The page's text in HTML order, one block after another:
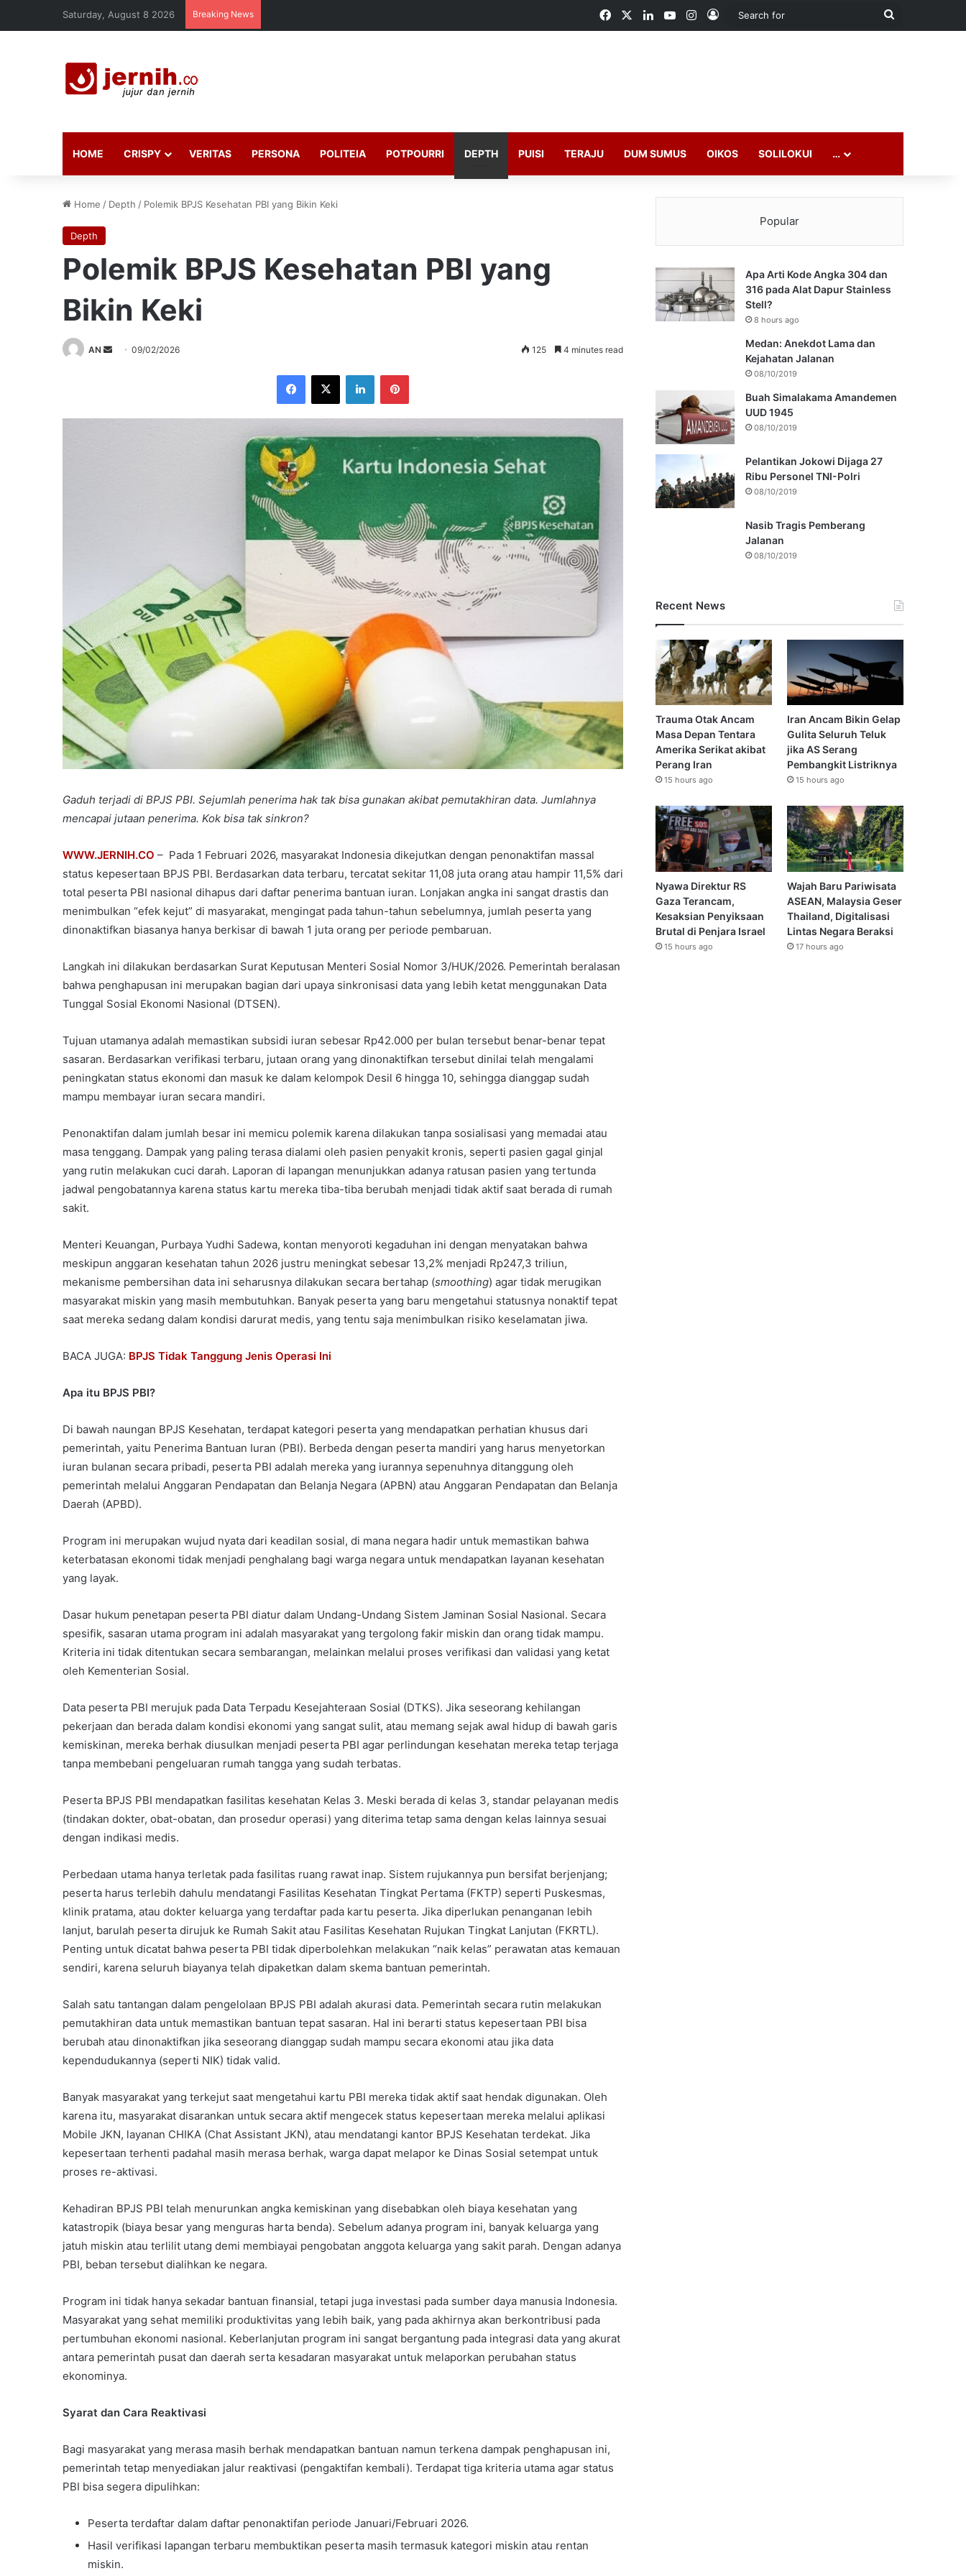
Saturday, August 8 2026 Breaking News FacebookLinkedInYouTubeInstagram
Log In
Search
HOME CRISPY VERITAS PERSONA POLITEIA POTPOURRI DEPTH PUISI TERAJU DUM SUMUS OIKOS SOLILOKUI …
Home / Depth / Polemik BPJS Kesehatan PBI yang Bikin Keki
Depth
Polemik BPJS Kesehatan PBI yang
Bikin Keki
AN
Send09/02/2026 125 4 minutes read
Facebook
X LinkedInPinterest
Gaduh terjadi di BPJS PBI. Sejumlah penerima hak tak bisa gunakan akibat pemutakhiran data. Jumlahnya
mencapai jutaan penerima. Kok bisa tak sinkron?
WWW.JERNIH.CO – Pada 1 Februari 2026, masyarakat Indonesia dikejutkan dengan penonaktifan massal
status kepesertaan BPJS PBI. Berdasarkan data terbaru, tercatat sekitar 11,08 juta orang atau hampir 11,5% dari
total peserta PBI nasional dihapus dari daftar penerima bantuan iuran. Lonjakan angka ini sangat drastis dan
menimbulkan “efek kejut” di masyarakat, mengingat pada tahun-tahun sebelumnya, jumlah peserta yang
dinonaktifkan biasanya hanya berkisar di bawah 1 juta orang per periode pembaruan.
Langkah ini dilakukan berdasarkan Surat Keputusan Menteri Sosial Nomor 3/HUK/2026. Pemerintah beralasan
bahwa penghapusan ini merupakan bagian dari upaya sinkronisasi data yang lebih ketat menggunakan Data
Tunggal Sosial Ekonomi Nasional (DTSEN).
Tujuan utamanya adalah memastikan subsidi iuran sebesar Rp42.000 per bulan tersebut benar-benar tepat
sasaran. Berdasarkan verifikasi terbaru, jutaan orang yang dinonaktifkan tersebut dinilai telah mengalami
peningkatan status ekonomi dan masuk ke dalam kelompok Desil 6 hingga 10, sehingga dianggap sudah
mampu membayar iuran secara mandiri.
Penonaktifan dalam jumlah besar ini memicu polemik karena dilakukan tanpa sosialisasi yang memadai atau
masa tenggang. Dampak yang paling terasa dialami oleh pasien penyakit kronis, seperti pasien gagal ginjal
yang rutin melakukan cuci darah. Laporan di lapangan menunjukkan adanya ratusan pasien yang tertunda
jadwal pengobatannya karena status kartu mereka tiba-tiba berubah menjadi tidak aktif saat berada di rumah
sakit.
Menteri Keuangan, Purbaya Yudhi Sadewa, kontan menyoroti kegaduhan ini dengan menyatakan bahwa
meskipun anggaran kesehatan tahun 2026 justru meningkat sebesar 13,2% menjadi Rp247,3 triliun,
mekanisme pembersihan data ini seharusnya dilakukan secara bertahap (smoothing) agar tidak merugikan
masyarakat miskin yang masih membutuhkan. Banyak peserta yang baru mengetahui statusnya nonaktif tepat
saat mereka sedang dalam kondisi darurat medis, yang tentu saja menimbulkan risiko keselamatan jiwa.
BACA JUGA: BPJS Tidak Tanggung Jenis Operasi Ini
Apa itu BPJS PBI?
Di bawah naungan BPJS Kesehatan, terdapat kategori peserta yang mendapatkan perhatian khusus dari
pemerintah, yaitu Penerima Bantuan Iuran (PBI). Berbeda dengan peserta mandiri yang harus menyetorkan
iuran bulanan secara pribadi, peserta PBI adalah mereka yang iurannya sepenuhnya ditanggung oleh
pemerintah melalui Anggaran Pendapatan dan Belanja Negara (APBN) atau Anggaran Pendapatan dan Belanja
Daerah (APBD).
Program ini merupakan wujud nyata dari keadilan sosial, di mana negara hadir untuk memastikan bahwa
keterbatasan ekonomi tidak menjadi penghalang bagi warga negara untuk mendapatkan layanan kesehatan
yang layak.
Dasar hukum penetapan peserta PBI diatur dalam Undang-Undang Sistem Jaminan Sosial Nasional. Secara
spesifik, sasaran utama program ini adalah masyarakat yang tergolong fakir miskin dan orang tidak mampu.
Kriteria ini tidak ditentukan secara sembarangan, melainkan melalui proses verifikasi dan validasi yang ketat
oleh Kementerian Sosial.
Data peserta PBI merujuk pada Data Terpadu Kesejahteraan Sosial (DTKS). Jika seseorang kehilangan
pekerjaan dan berada dalam kondisi ekonomi yang sangat sulit, atau memang sejak awal hidup di bawah garis
kemiskinan, mereka berhak diusulkan menjadi peserta PBI agar perlindungan kesehatan mereka tetap terjaga
tanpa membebani pengeluaran rumah tangga yang sudah terbatas.
Peserta BPJS PBI mendapatkan fasilitas kesehatan Kelas 3. Meski berada di kelas 3, standar pelayanan medis
(tindakan dokter, obat-obatan, dan prosedur operasi) yang diterima tetap sama dengan kelas lainnya sesuai
dengan indikasi medis.
Perbedaan utama hanya terletak pada fasilitas ruang rawat inap. Sistem rujukannya pun bersifat berjenjang;
peserta harus terlebih dahulu mendatangi Fasilitas Kesehatan Tingkat Pertama (FKTP) seperti Puskesmas,
klinik pratama, atau dokter keluarga yang terdaftar pada kartu peserta. Jika diperlukan penanganan lebih
lanjut, barulah peserta dirujuk ke Rumah Sakit atau Fasilitas Kesehatan Rujukan Tingkat Lanjutan (FKRTL).
Penting untuk dicatat bahwa peserta PBI tidak diperbolehkan melakukan “naik kelas” perawatan atas kemauan
sendiri, karena seluruh biayanya telah dipaketkan dalam skema bantuan pemerintah.
Salah satu tantangan dalam pengelolaan BPJS PBI adalah akurasi data. Pemerintah secara rutin melakukan
pemutakhiran data untuk memastikan bantuan tepat sasaran. Hal ini berarti status kepesertaan PBI bisa
berubah atau dinonaktifkan jika seseorang dianggap sudah mampu secara ekonomi atau jika data
kependudukannya (seperti NIK) tidak valid.
Banyak masyarakat yang terkejut saat mengetahui kartu PBI mereka tidak aktif saat hendak digunakan. Oleh
karena itu, masyarakat disarankan untuk secara aktif mengecek status kepesertaan mereka melalui aplikasi
Mobile JKN, layanan CHIKA (Chat Assistant JKN), atau mendatangi kantor BPJS Kesehatan terdekat. Jika
kepesertaan terhenti padahal masih merasa berhak, warga dapat melapor ke Dinas Sosial setempat untuk
proses re-aktivasi.
Kehadiran BPJS PBI telah menurunkan angka kemiskinan yang disebabkan oleh biaya kesehatan yang
katastropik (biaya besar yang menguras harta benda). Sebelum adanya program ini, banyak keluarga yang
jatuh miskin atau terlilit utang demi membiayai pengobatan anggota keluarga yang sakit parah. Dengan adanya
PBI, beban tersebut dialihkan ke negara.
Program ini tidak hanya sekadar bantuan finansial, tetapi juga investasi pada sumber daya manusia Indonesia.
Masyarakat yang sehat memiliki produktivitas yang lebih baik, yang pada akhirnya akan berkontribusi pada
pertumbuhan ekonomi nasional. Keberlanjutan program ini sangat bergantung pada integrasi data yang akurat
antara pemerintah pusat dan daerah serta kesadaran masyarakat untuk melaporkan perubahan status
ekonominya.
Syarat dan Cara Reaktivasi
Bagi masyarakat yang merasa masih berhak mendapatkan bantuan namun terkena dampak penghapusan ini,
pemerintah tetap menyediakan jalur reaktivasi (pengaktifan kembali). Terdapat tiga kriteria utama agar status
PBI bisa segera dipulihkan:
Peserta terdaftar dalam daftar penonaktifan periode Januari/Februari 2026.
Hasil verifikasi lapangan terbaru membuktikan peserta masih termasuk kategori miskin atau rentan
miskin.
Popular
Apa Arti Kode Angka 304 dan
316 pada Alat Dapur Stainless
Stell?
8 hours ago
Medan: Anekdot Lama dan
Kejahatan Jalanan
08/10/2019
Buah Simalakama Amandemen
UUD 1945
08/10/2019
Pelantikan Jokowi Dijaga 27
Ribu Personel TNI-Polri
08/10/2019
Nasib Tragis Pemberang
Jalanan
08/10/2019
Recent News
Trauma Otak Ancam
Masa Depan Tentara
Amerika Serikat akibat
Perang Iran
15 hours ago
Iran Ancam Bikin Gelap
Gulita Seluruh Teluk
jika AS Serang
Pembangkit Listriknya
15 hours ago
Nyawa Direktur RS
Gaza Terancam,
Kesaksian Penyiksaan
Brutal di Penjara Israel
15 hours ago
Wajah Baru Pariwisata
ASEAN, Malaysia Geser
Thailand, Digitalisasi
Lintas Negara Beraksi
17 hours ago